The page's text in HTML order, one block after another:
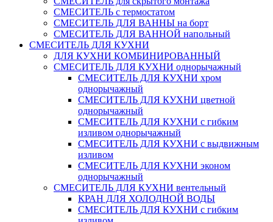
СМЕСИТЕЛЬ с термостатом
СМЕСИТЕЛЬ ДЛЯ ВАННЫ на борт
СМЕСИТЕЛЬ ДЛЯ ВАННОЙ напольный
СМЕСИТЕЛЬ ДЛЯ КУХНИ
ДЛЯ КУХНИ КОМБИНИРОВАННЫЙ
СМЕСИТЕЛЬ ДЛЯ КУХНИ однорычажный
СМЕСИТЕЛЬ ДЛЯ КУХНИ хром
однорычажный
СМЕСИТЕЛЬ ДЛЯ КУХНИ цветной
однорычажный
СМЕСИТЕЛЬ ДЛЯ КУХНИ с гибким
изливом однорычажный
СМЕСИТЕЛЬ ДЛЯ КУХНИ с выдвижным
изливом
СМЕСИТЕЛЬ ДЛЯ КУХНИ эконом
однорычажный
СМЕСИТЕЛЬ ДЛЯ КУХНИ вентельный
КРАН ДЛЯ ХОЛОДНОЙ ВОДЫ
СМЕСИТЕЛЬ ДЛЯ КУХНИ с гибким